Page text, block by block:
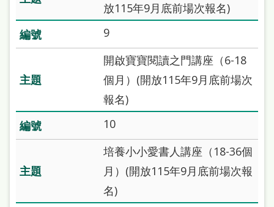
童
常
答
雙
詞
放115年9月底前場次報名)
9
開啟寶寶閱讀之門講座（6-18
個月）(開放115年9月底前場次
報名)
10
培養小小愛書人講座（18-36個
月）(開放115年9月底前場次報
名)